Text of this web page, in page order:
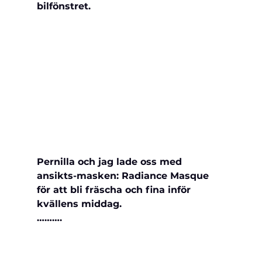
bilfönstret.
Pernilla och jag lade oss med
ansikts-masken: Radiance Masque
för att bli fräscha och fina inför
kvällens middag.
……….